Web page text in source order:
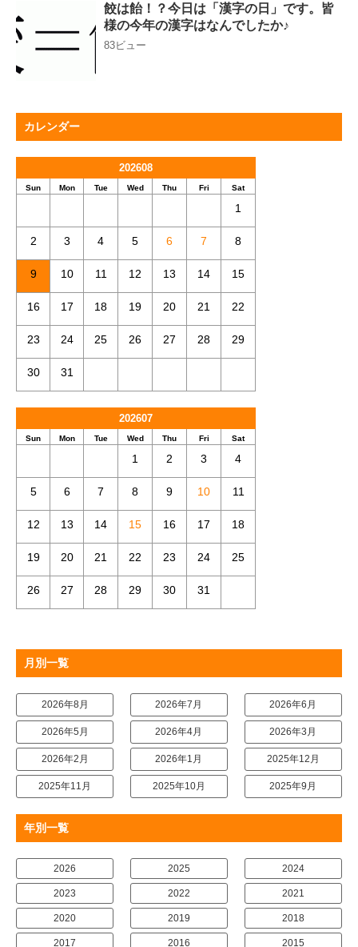
餃は飴！？今日は「漢字の日」です。皆
様の今年の漢字はなんでしたか♪
83ビュー
カレンダー
202608
Sun Mon Tue Wed Thu Fri Sat
1
2 3 4 5 6 7 8
9 10 11 12 13 14 15
16 17 18 19 20 21 22
23 24 25 26 27 28 29
30 31
202607
Sun Mon Tue Wed Thu Fri Sat
1 2 3 4
5 6 7 8 9 10 11
12 13 14 15 16 17 18
19 20 21 22 23 24 25
26 27 28 29 30 31
月別一覧
2026年8月 2026年7月 2026年6月
2026年5月 2026年4月 2026年3月
2026年2月 2026年1月 2025年12月
2025年11月 2025年10月 2025年9月
年別一覧
2026 2025 2024
2023 2022 2021
2020 2019 2018
2017 2016 2015